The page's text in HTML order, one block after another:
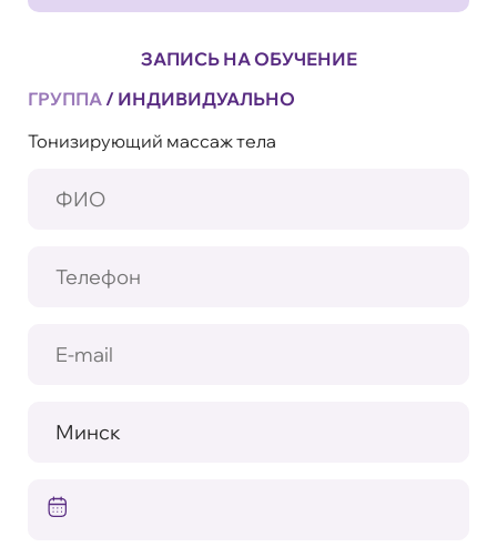
ЗАПИСЬ НА ОБУЧЕНИЕ
ГРУППА / ИНДИВИДУАЛЬНО
Тонизирующий массаж тела